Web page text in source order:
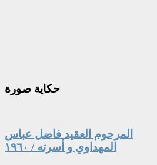
حكاية صورة
المرحوم العقيد فاضل عباس
المهداوي و أسرته / ١٩٦٠